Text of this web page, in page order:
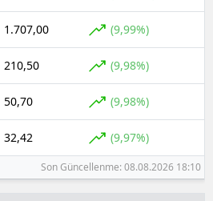
1.707,00 (9,99%)
210,50 (9,98%)
50,70 (9,98%)
32,42 (9,97%)
Son Güncellenme: 08.08.2026 18:10